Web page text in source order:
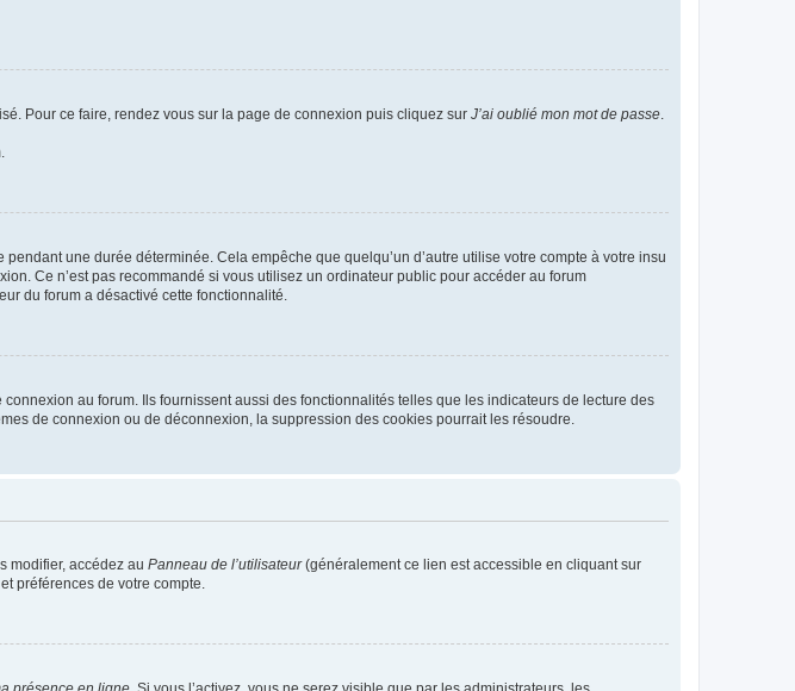
Pour ce faire, rendez vous sur la page de connexion puis cliquez sur J’ai oublié mon mot de passe.
une durée déterminée. Cela empêche que quelqu’un d’autre utilise votre compte à votre insu
Ce n’est pas recommandé si vous utilisez un ordinateur public pour accéder au forum
du forum a désactivé cette fonctionnalité.
au forum. Ils fournissent aussi des fonctionnalités telles que les indicateurs de lecture des
de connexion ou de déconnexion, la suppression des cookies pourrait les résoudre.
modifier, accédez au Panneau de l’utilisateur(généralement ce lien est accessible en cliquant sur
préférences de votre compte.